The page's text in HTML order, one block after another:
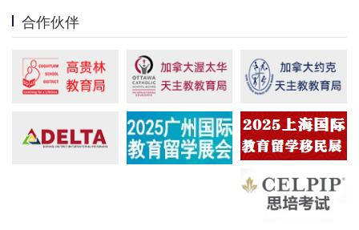
合作伙伴